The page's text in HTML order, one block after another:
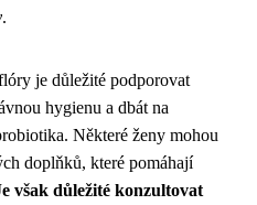
.
je důležité podporovat
hygienu a dbát na
Některé ženy mohou
doplňků, které pomáhají
však důležité konzultovat